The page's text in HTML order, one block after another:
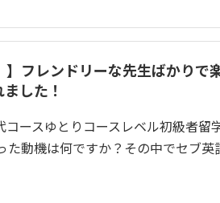
】フレンドリーな先生ばかりで
した！
ースゆとりコースレベル初級者留
た動機は何ですか？その中でセブ英